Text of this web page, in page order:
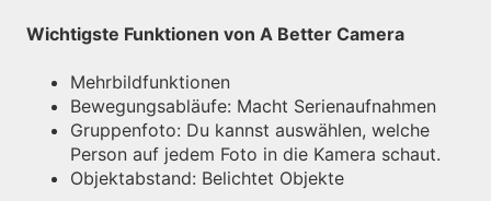
Wichtigste Funktionen von A Better Camera
Mehrbildfunktionen
Bewegungsabläufe: Macht Serienaufnahmen
Gruppenfoto: Du kannst auswählen, welche
Person auf jedem Foto in die Kamera schaut.
Objektabstand: Belichtet Objekte